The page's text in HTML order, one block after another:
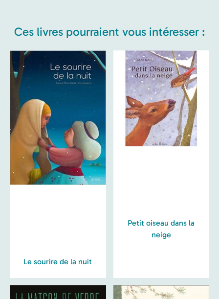
Ces livres pourraient vous intéresser :
Le sourire de la nuit
Petit oiseau dans la
neige